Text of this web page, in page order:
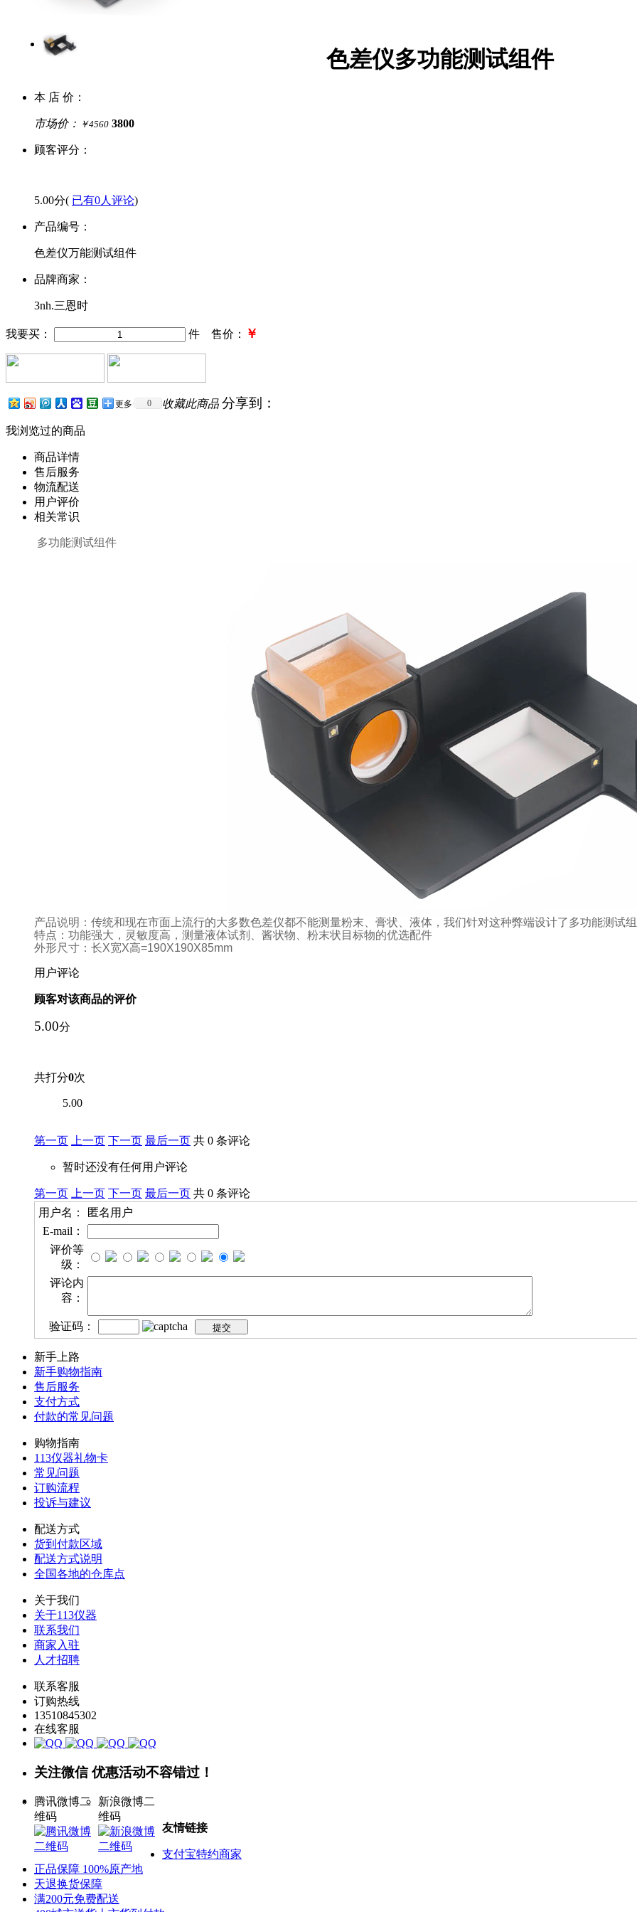
色差仪多功能测试组件
本 店 价：
市场价： ￥4560 3800
顾客评分：
5.00分( 已有0人评论)
产品编号：
色差仪万能测试组件
品牌商家：
3nh.三恩时
我要买： 件 售价： ￥
收藏此商品 分享到：
更多 0
我浏览过的商品
商品详情
售后服务
物流配送
用户评价
相关常识
多功能测试组件
产品说明：传统和现在市面上流行的大多数色差仪都不能测量粉末、膏状、液体，我们针对这种弊端设计了多功能测试
特点：功能强大，灵敏度高，测量液体试剂、酱状物、粉末状目标物的优选配件
外形尺寸：长X宽X高=190X190X85mm
用户评论
顾客对该商品的评价
5.00分
共打分0次
5.00
第一页 上一页 下一页 最后一页 共 0 条评论
暂时还没有任何用户评论
第一页 上一页 下一页 最后一页 共 0 条评论
用户名：
匿名用户
E-mail：
评价等
级：
评论内
容：
验证码：
新手上路
新手购物指南
售后服务
支付方式
付款的常见问题
购物指南
113仪器礼物卡
常见问题
订购流程
投诉与建议
配送方式
货到付款区域
配送方式说明
全国各地的仓库点
关于我们
关于113仪器
联系我们
商家入驻
人才招聘
联系客服
订购热线
13510845302
在线客服
关注微信 优惠活动不容错过！
腾讯微博二
维码
新浪微博二
维码
友情链接
支付宝特约商家
正品保障 100%原产地
天退换货保障
满200元免费配送